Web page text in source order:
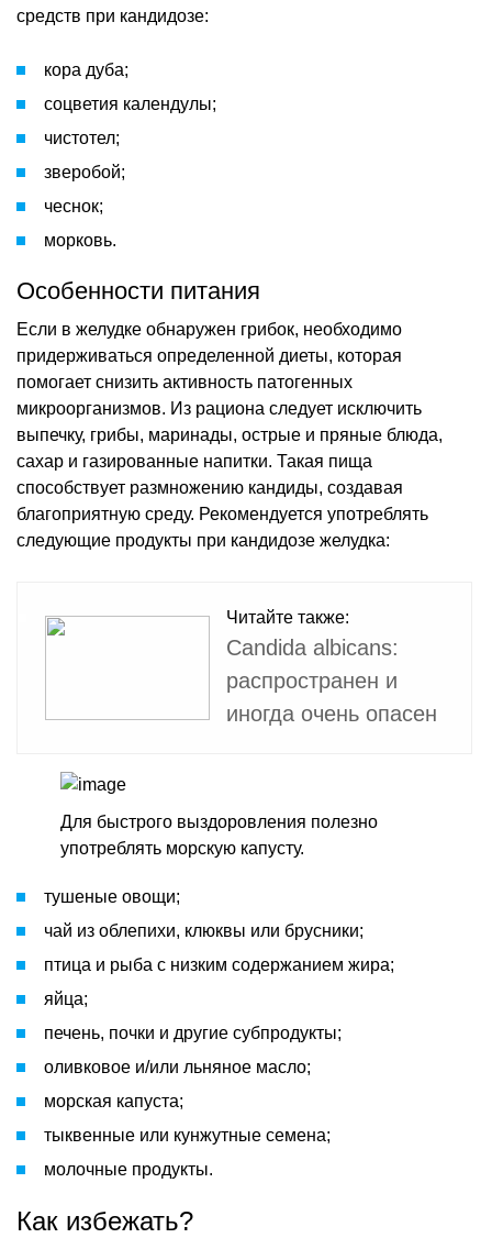
средств при кандидозе:
кора дуба;
соцветия календулы;
чистотел;
зверобой;
чеснок;
морковь.
Особенности питания
Если в желудке обнаружен грибок, необходимо
придерживаться определенной диеты, которая
помогает снизить активность патогенных
микроорганизмов. Из рациона следует исключить
выпечку, грибы, маринады, острые и пряные блюда,
сахар и газированные напитки. Такая пища
способствует размножению кандиды, создавая
благоприятную среду. Рекомендуется употреблять
следующие продукты при кандидозе желудка:
Читайте также:
Candida albicans:
распространен и
иногда очень опасен
Для быстрого выздоровления полезно
употреблять морскую капусту.
тушеные овощи;
чай из облепихи, клюквы или брусники;
птица и рыба с низким содержанием жира;
яйца;
печень, почки и другие субпродукты;
оливковое и/или льняное масло;
морская капуста;
тыквенные или кунжутные семена;
молочные продукты.
Как избежать?